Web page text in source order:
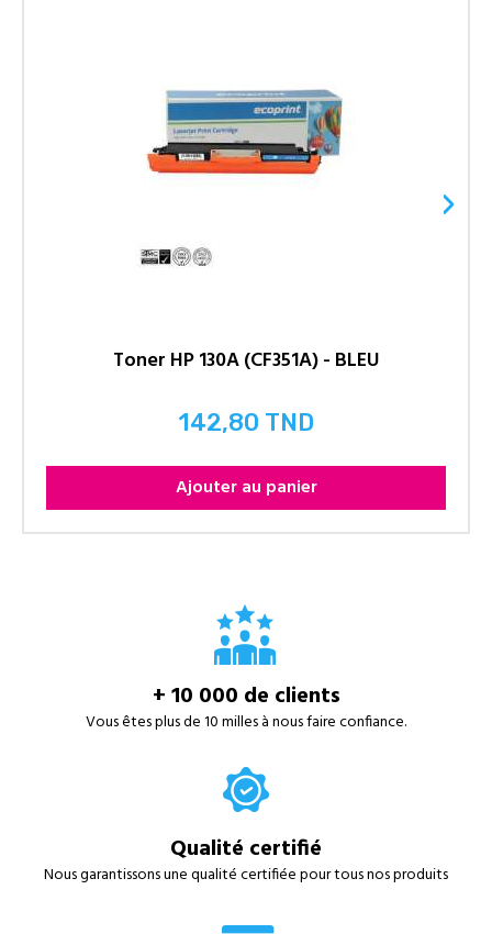
Toner HP 130A (CF351A) - BLEU
Prix
142,80 TND
Ajouter au panier
›
+ 10 000 de clients
Vous êtes plus de 10 milles à nous faire confiance.
Qualité certifié
Nous garantissons une qualité certifiée pour tous nos produits